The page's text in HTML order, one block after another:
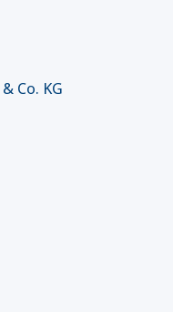
Co. KG